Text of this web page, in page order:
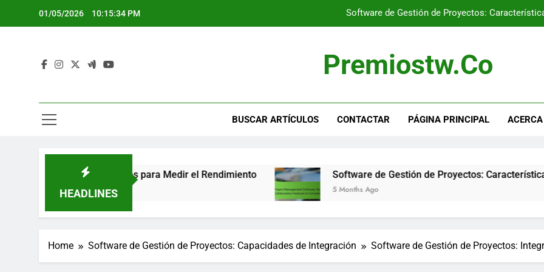
01/05/2026 10:15:35 PM Software de Gestión de Proyectos: Estrategias de Presupuesto
Software de Gestión de Proyectos: Herramientas Efectivas
Software de Gestión de Proyectos: Estrategias de Presupuesto
Premiostw.co
BUSCAR ARTÍCULOS CONTACTAR PÁGINA PRINCIPAL
HEADLINES
de Reportes para Medir el Rendimiento Software de Gestión de Proyectos: Características Clave de
5 Months Ago
Home Software de Gestión de Proyectos: Capacidades de Integración Software de Gestión de Proyectos: